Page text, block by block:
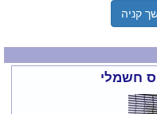
קניה